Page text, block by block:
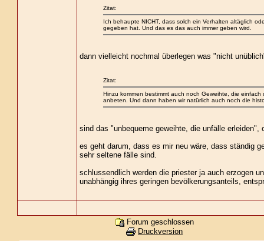
Zitat:
Ich behaupte NICHT, dass solch ein Verhalten altäglich
gegeben hat. Und das es das auch immer geben wird.
dann vielleicht nochmal überlegen was "nicht
Zitat:
Hinzu kommen bestimmt auch noch Geweihte, die
anbeten. Und dann haben wir natürlich auch noch die
sind das "unbequeme geweihte, die unfälle
es geht darum, dass es mir neu wäre, dass ständig
sehr seltene fälle sind.
schlussendlich werden die priester ja auch erzogen
unabhängig ihres geringen bevölkerungsanteils,
Forum geschlossen
Druckversion